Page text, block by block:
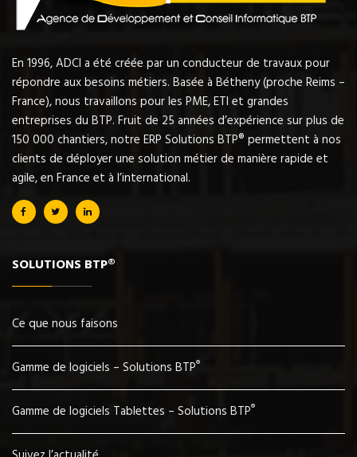
En 1996, ADCI a été créée par un conducteur de travaux pour
répondre aux besoins métiers. Basée à Bétheny (proche Reims –
France), nous travaillons pour les PME, ETI et grandes
entreprises du BTP. Fruit de 25 années d’expérience sur plus de
150 000 chantiers, notre ERP Solutions BTP® permettent à nos
clients de déployer une solution métier de manière rapide et
agile, en France et à l’international.
SOLUTIONS BTP®
Ce que nous faisons
Gamme de logiciels – Solutions BTP®
Gamme de logiciels Tablettes – Solutions BTP®